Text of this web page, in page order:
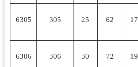
6305 305 25 62 17
6306 306 30 72 19